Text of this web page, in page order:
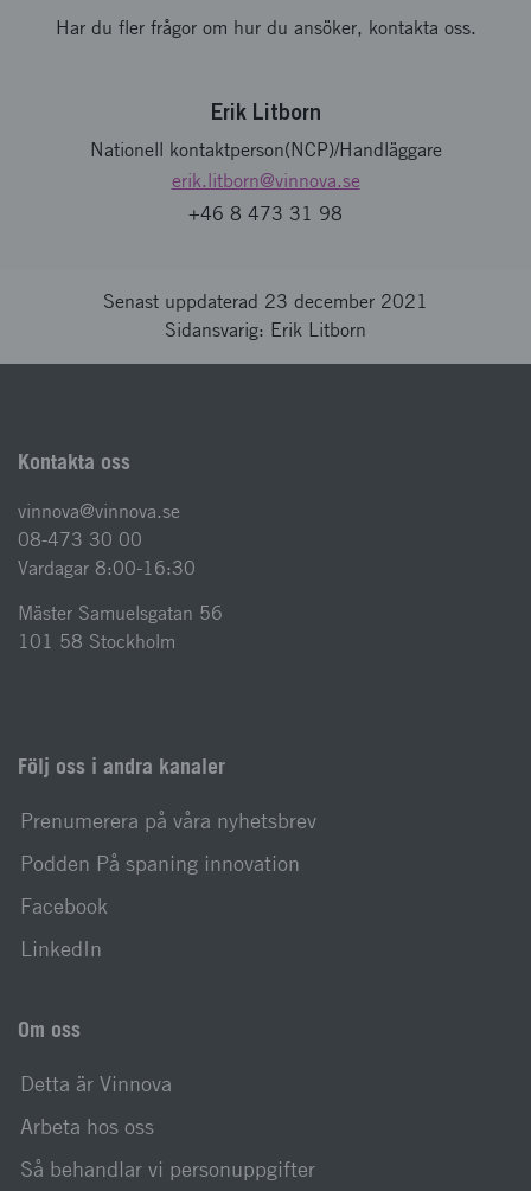
Har du fler frågor om hur du ansöker, kontakta oss.
Erik Litborn
Nationell kontaktperson(NCP)/Handläggare
erik.litborn@vinnova.se
+46 8 473 31 98
Senast uppdaterad 23 december 2021
Sidansvarig: Erik Litborn
Kontakta oss
vinnova@vinnova.se
08-473 30 00
Vardagar 8:00-16:30
Mäster Samuelsgatan 56
101 58 Stockholm
Följ oss i andra kanaler
Prenumerera på våra nyhetsbrev
Podden På spaning innovation
Facebook
LinkedIn
Om oss
Detta är Vinnova
Arbeta hos oss
Så behandlar vi personuppgifter